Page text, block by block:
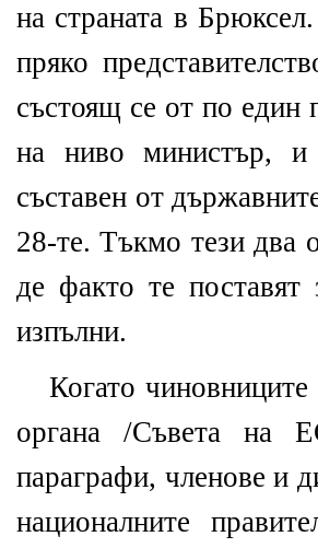
на страната в
пряко
състоящ се от по един
на ниво министър,
съставен от
28-те. Тъкмо тези два
де факто те поставят
изпълни.
Когато
органа /Съвета на
параграфи, членове и
националните